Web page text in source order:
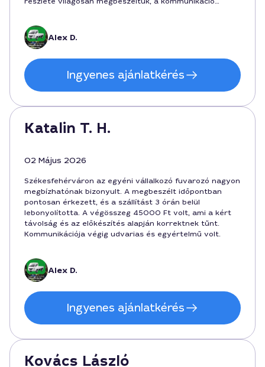
szolgáltatót választani, ha valaki hatékony és korrekt
árú fuvarozót keres.
Alex D.
Ingyenes ajánlatkérés
Katalin T. H.
02 Május 2026
Székesfehérváron az egyéni vállalkozó fuvarozó nagyon
megbízhatónak bizonyult. A megbeszélt időpontban
pontosan érkezett, és a szállítást 3 órán belül
lebonyolította. A végösszeg 45000 Ft volt, ami a kért
távolság és az előkészítés alapján korrektnek tűnt.
Kommunikációja végig udvarias és egyértelmű volt.
Alex D.
Ingyenes ajánlatkérés
Kovács László